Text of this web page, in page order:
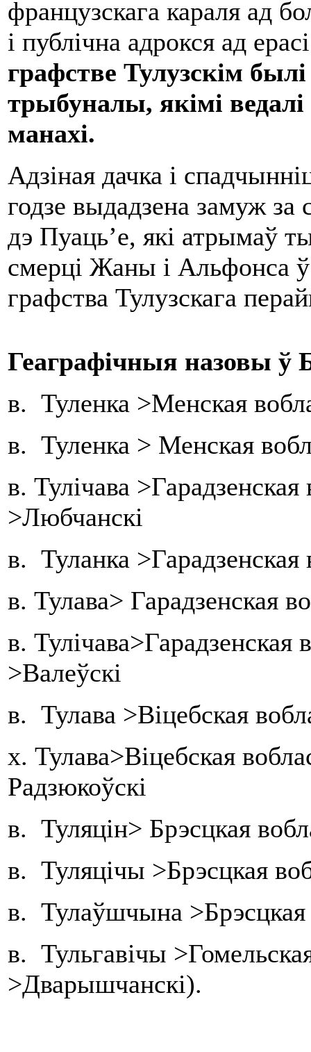
французскага караля ад
і публічна адрокся ад
графстве Тулузскім
трыбуналы, якімі
манахі.
Адзіная дачка і
годзе выдадзена замуж
дэ Пуаць’е, які атрымаў
смерці Жаны і Альфонса ў
графства Тулузскага
Геаграфічныя назовы ў
в. Туленка >Менская
в. Туленка > Менская
в. Тулічава
>Любчанскі
в. Туланка >Гарадзенская
в. Тулава> Гарадзенская
в. Тулічава>Гарадзенская
>Валеўскі
в. Тулава >Віцебская
х. Тулава>Віцебская
Радзюкоўскі
в. Туляцін> Брэсцкая
в. Туляцічы >Брэсцкая
в. Тулаўшчына
в. Тульгавічы
>Дварышчанскі).